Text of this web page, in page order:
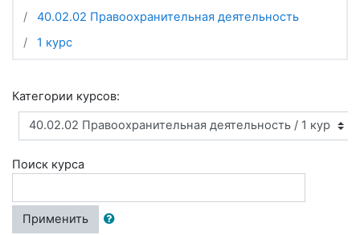
40.02.02 Правоохранительная деятельность
1 курс
Категории курсов:
Поиск курса
Применить